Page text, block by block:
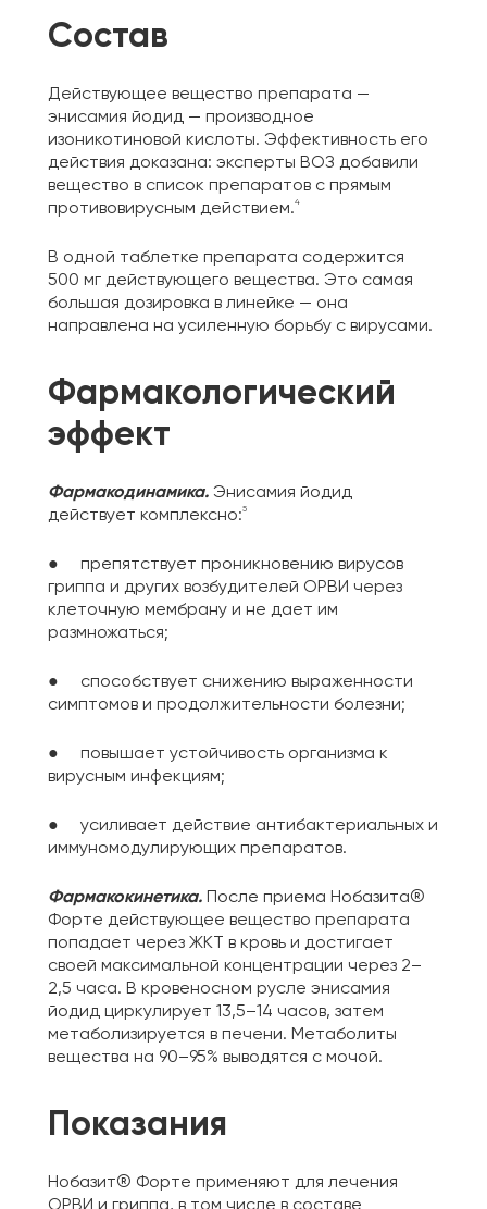
Состав
Действующее вещество препарата —
энисамия йодид — производное
изоникотиновой кислоты. Эффективность его
действия доказана: эксперты ВОЗ добавили
вещество в список препаратов с прямым
противовирусным действием.4
В одной таблетке препарата содержится
500 мг действующего вещества. Это самая
большая дозировка в линейке — она
направлена на усиленную борьбу с вирусами.
Фармакологический
эффект
Фармакодинамика. Энисамия йодид
действует комплексно:5
● препятствует проникновению вирусов
гриппа и других возбудителей ОРВИ через
клеточную мембрану и не дает им
размножаться;
● способствует снижению выраженности
симптомов и продолжительности болезни;
● повышает устойчивость организма к
вирусным инфекциям;
● усиливает действие антибактериальных и
иммуномодулирующих препаратов.
Фармакокинетика. После приема Нобазита®
Форте действующее вещество препарата
попадает через ЖКТ в кровь и достигает
своей максимальной концентрации через 2–
2,5 часа. В кровеносном русле энисамия
йодид циркулирует 13,5–14 часов, затем
метаболизируется в печени. Метаболиты
вещества на 90–95% выводятся с мочой.
Показания
Нобазит® Форте применяют для лечения